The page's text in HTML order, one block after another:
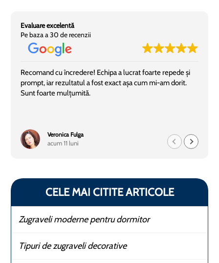
Evaluare excelentă
Pe baza a 30 de recenzii
Recomand cu încredere! Echipa a lucrat foarte repede și
prompt, iar rezultatul a fost exact așa cum mi-am dorit.
Sunt foarte mulțumită.
Veronica Fulga
acum 11 luni
CELE MAI CITITE ARTICOLE
Zugraveli moderne pentru dormitor
Tipuri de zugraveli decorative